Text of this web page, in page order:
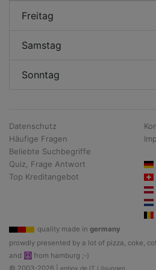
Freitag
Samstag
Sonntag
Datenschutz
Häufige Fragen
Beliebte Suchbegriffe
Quiz, Frage Antwort
Top Kreditangebot
quality made in germany
prowdly presented by a lot of pizza, coke,
and ☮ from hamburg ;-)
© 2003-2026 |